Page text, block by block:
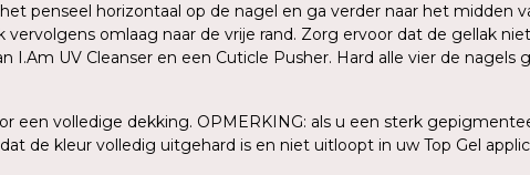
penseel horizontaal op de nagel en ga verder naar het midden
omlaag naar de vrije rand. Zorg ervoor dat de gellak
UV Cleanser en een Cuticle Pusher. Hard alle vier de nagels
een volledige dekking. OPMERKING: als u een sterk
de kleur volledig uitgehard is en niet uitloopt in uw Top Gel